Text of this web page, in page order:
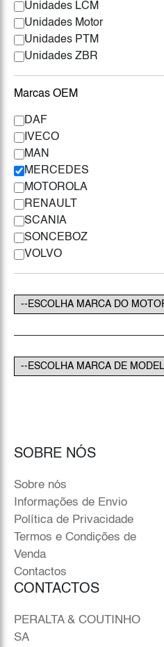
Unidades LCM
Unidades Motor
Unidades PTM
Unidades ZBR
Marcas OEM
DAF
IVECO
MAN
MERCEDES
MOTOROLA
RENAULT
SCANIA
SONCEBOZ
VOLVO
SOBRE NÓS
Sobre nós
Informações de Envio
Política de Privacidade
Termos e Condições de
Venda
Contactos
CONTACTOS
PERALTA & COUTINHO
SA